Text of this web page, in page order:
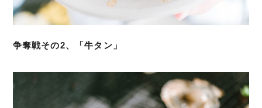
争奪戦その2、「牛タン」